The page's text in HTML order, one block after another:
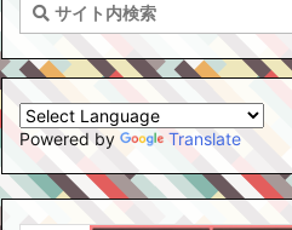
Powered by Translate